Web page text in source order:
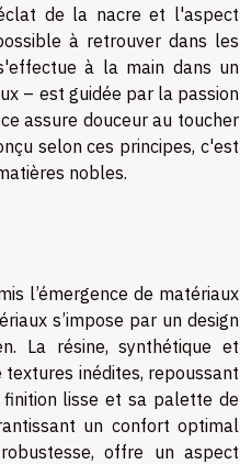
de la nacre et l'aspect
à retrouver dans les
à la main dans un
– est guidée par la passion
assure douceur au toucher
selon ces principes, c'est
nobles.
l’émergence de matériaux
s’impose par un design
La résine, synthétique et
textures inédites, repoussant
lisse et sa palette de
un confort optimal
offre un aspect